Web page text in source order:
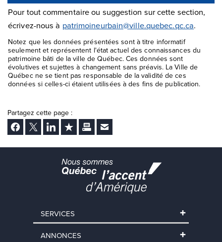
Pour tout commentaire ou suggestion sur cette section,
écrivez-nous à patrimoineurbain@ville.quebec.qc.ca.
Notez que les données présentées sont à titre informatif
seulement et représentent l'état actuel des connaissances du
patrimoine bâti de la ville de Québec. Ces données sont
évolutives et sujettes à changement sans préavis. La Ville de
Québec ne se tient pas responsable de la validité de ces
données si celles-ci étaient utilisées à des fins de publication.
Partagez cette page :
Facebook
Twitter LinkedInAjouter aux favoris
ImprimerEnvoyer Ã un ami
SERVICES
ANNONCES